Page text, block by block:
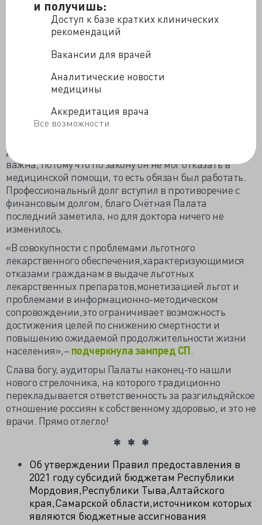
и получишь:
Доступ к базе кратких клинических
рекомендаций
Вакансии для врачей
Аналитические новости
медицины
Аккредитация врача
Все возможности
года распространить действие на зарплаты вновь
принятых сотрудников МСЧ, диспансеров и
районных больниц. Указать указала, но решать-то
Минздраву и ФОМС.
Где-то ФОМС зажимает денежку, где-то не способен
покрыть затраты, так Счётная Палата нашла не
оплаченных счетов на
миллионы, и работа медиками была сделана в
полном объёме, но даром. Всё объяснимо - ФОМС за
денег, но оказавшему помощь врачу причина не
важна, потому что по закону он не мог отказать в
медицинской помощи, то есть обязан был работать.
Профессиональный долг вступил в противоречие с
финансовым долгом, благо Счётная Палата
последний заметила, но для доктора ничего не
изменилось.
«В совокупности с проблемами льготного
лекарственного обеспечения,характеризующимися
отказами гражданам в выдаче льготных
лекарственных препаратов,монетизацией льгот и
проблемами в информационно-методическом
сопровождении,это ограничивает возможность
достижения целей по снижению смертности и
повышению ожидаемой продолжительности жизни
населения»,– подчеркнула зампред СП
Слава богу, аудиторы Палаты наконец-то нашли
нового стрелочника, на которого традиционно
перекладывается ответственность за разгильдяйское
отношение россиян к собственному здоровью, и это не
врачи. Прямо отлегло!
Об утверждении Правил предоставления в
2021 году субсидий бюджетам Республики
Мордовия,Республики Тыва,Алтайского
края,Самарской области,источником которых
являются бюджетные ассигнования